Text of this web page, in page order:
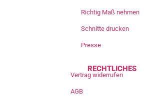
Richtig Maß nehmen
Schnitte drucken
Presse
RECHTLICHES
Vertrag widerrufen
AGB